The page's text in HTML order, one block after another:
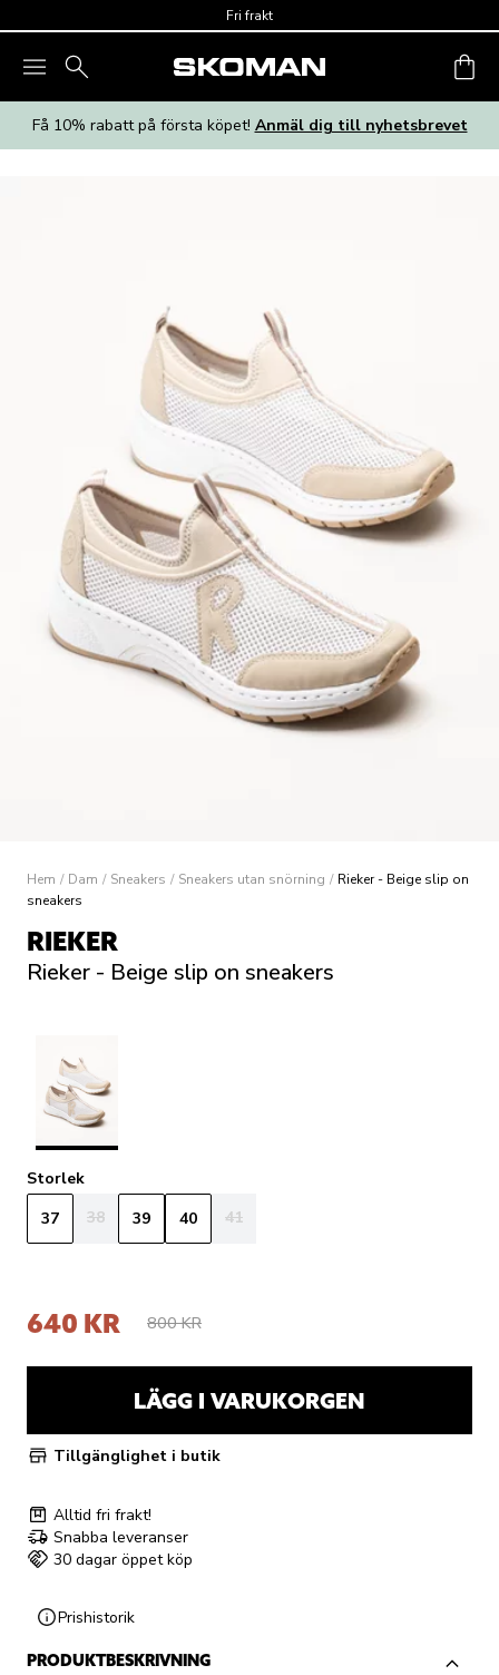
Fri frakt
Få 10% rabatt på första köpet! Anmäl dig till nyhetsbrevet
Hem / Dam / Sneakers / Sneakers utan snörning / Rieker - Beige slip on
sneakers
RIEKER
Rieker - Beige slip on sneakers
Storlek
37
38 39 40 41
640 KR 800 KR
LÄGG I VARUKORGEN
Tillgänglighet i butik
Alltid fri frakt!
Snabba leveranser
30 dagar öppet köp
Prishistorik
PRODUKTBESKRIVNING